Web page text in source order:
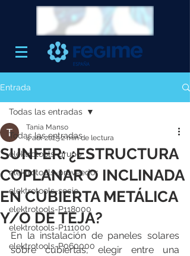
Entrada
Todas las entradas
elektrotools-grupo
elektrotools-proveedor
elektrotools-socio
elektrotools-P118000
elektrotools-P111000
elektrotools-P060000
Todas las entradas
SUNFER: ¿ESTRUCTURA
COPLANAR O INCLINADA
EN CUBIERTA METÁLICA
Y/O DE TEJA?
Tania Manso
4 abr 20252 min de lectura
En la instalación de paneles solares
sobre cubiertas, elegir entre una